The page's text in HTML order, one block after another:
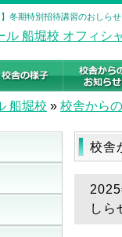
】冬期特別招待講習のおしら
船堀校 » 校舎から
校舎
しら